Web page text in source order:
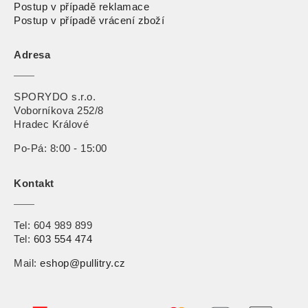
Postup v případě reklamace
Postup v případě vrácení zboží
Adresa
SPORYDO s.r.o.
Voborníkova 252/8
Hradec Králové
Po-Pá: 8:00 - 15:00
Kontakt
Tel: 604 989 899
Tel: 603 554 474
Mail: eshop@pullitry.cz